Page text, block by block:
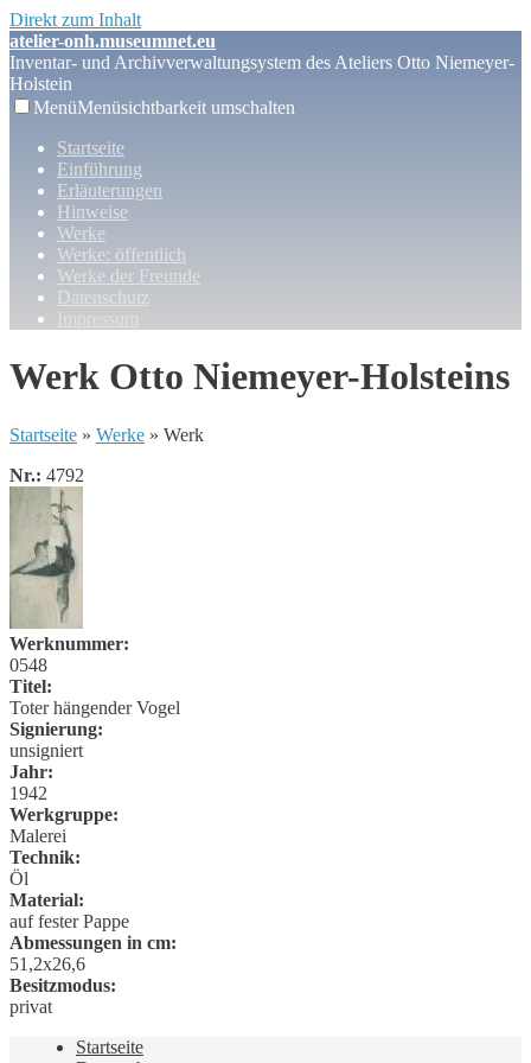
Direkt zum Inhalt
atelier-onh.museumnet.eu
Inventar- und Archivverwaltungsystem des Ateliers Otto Niemeyer-
Holstein
MenüMenüsichtbarkeit umschalten
Startseite
Einführung
Erläuterungen
Hinweise
Werke
Werke: öffentlich
Werke der Freunde
Datenschutz
Impressum
Werk Otto Niemeyer-Holsteins
Startseite » Werke » Werk
Nr.: 4792
Werknummer:
0548
Titel:
Toter hängender Vogel
Signierung:
unsigniert
Jahr:
1942
Werkgruppe:
Malerei
Technik:
Öl
Material:
auf fester Pappe
Abmessungen in cm:
51,2x26,6
Besitzmodus:
privat
Startseite